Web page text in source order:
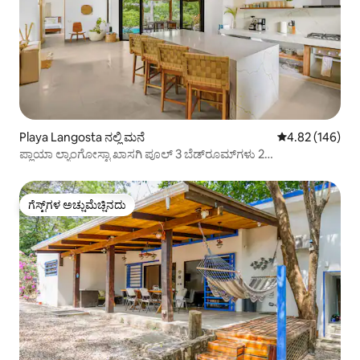
Playa Langosta ನಲ್ಲಿ ಮನೆ 5 ರಲ್ಲಿ 4.82
4.82 (146)
ಪ್ಲಾಯಾ ಲ್ಯಾಂಗೋಸ್ಟಾ ಖಾಸಗಿ ಪೂಲ್ 3 ಬೆಡ್‌ರೂಮ್‌ಗಳು 2
ಗೆಸ್ಟ್‌ಗಳ ಅಚ್ಚುಮೆಚ್ಚಿನದು
ಗೆಸ್ಟ್‌ಗಳ ಅಚ್ಚುಮೆಚ್ಚಿನದು